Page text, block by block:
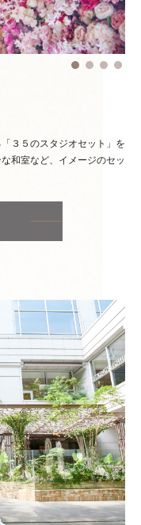
３５のスタジオセット」を
和室など、イメージのセッ